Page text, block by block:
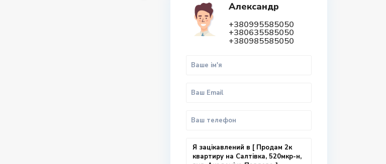
Александр
+380995585050
+380635585050
+380985585050